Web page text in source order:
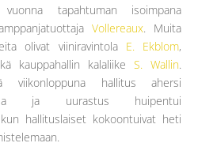
tapahtuman isoimpana
Vollereaux. Muita
olivat viiniravintola E. Ekblom,
kauppahallin kalaliikeS. Wallin.
viikonloppuna hallitus ahersi
ja uurastus huipentui
hallituslaiset kokoontuivat heti